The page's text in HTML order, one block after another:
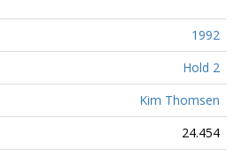
1992
Hold 2
Kim Thomsen
24.454